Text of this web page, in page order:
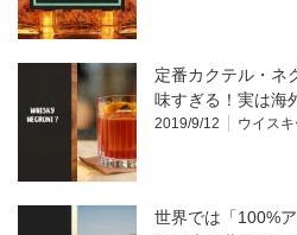
定番カクテル・ネ
味すぎる！実は海
2019/9/12 ウイスキ
世界では「100%